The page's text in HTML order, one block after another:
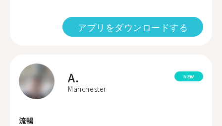
アプリをダウンロードする
A.
Manchester
NEW
流暢